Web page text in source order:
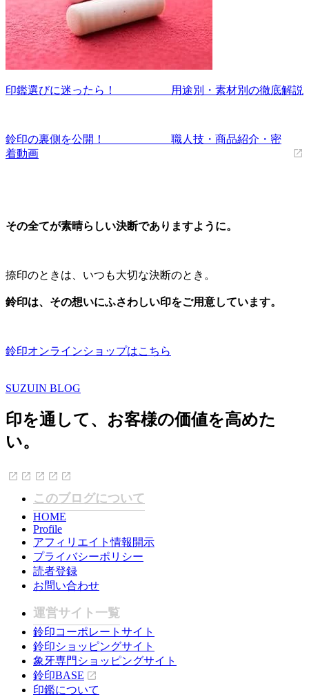
印鑑選びに迷ったら！ 用途別・素材別の徹底解説
鈴印の裏側を公開！ 職人技・商品紹介・密
着動画
その全てが素晴らしい決断でありますように。
捺印のときは、いつも大切な決断のとき。
鈴印は、その想いにふさわしい印をご用意しています。
鈴印オンラインショップはこちら
SUZUIN BLOG
印を通して、お客様の価値を高めた
い。
このブログについて
HOME
Profile
アフィリエイト情報開示
プライバシーポリシー
読者登録
お問い合わせ
運営サイト一覧
鈴印コーポレートサイト
鈴印ショッピングサイト
象牙専門ショッピングサイト
鈴印BASE
印鑑について